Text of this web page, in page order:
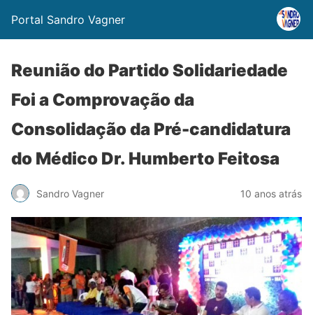
Portal Sandro Vagner
Reunião do Partido Solidariedade
Foi a Comprovação da
Consolidação da Pré-candidatura
do Médico Dr. Humberto Feitosa
Sandro Vagner 10 anos atrás